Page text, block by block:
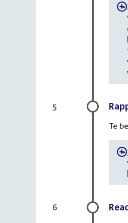
-
Te
-
5
6